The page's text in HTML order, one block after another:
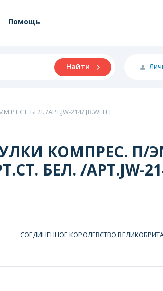
Помощь
Найти
БЕЛ. /АРТ.JW-214/ [B.WELL]
КОМПРЕС. П/
БЕЛ. /АРТ.JW-
СОЕДИНЕННОЕ КОРОЛЕВСТВО